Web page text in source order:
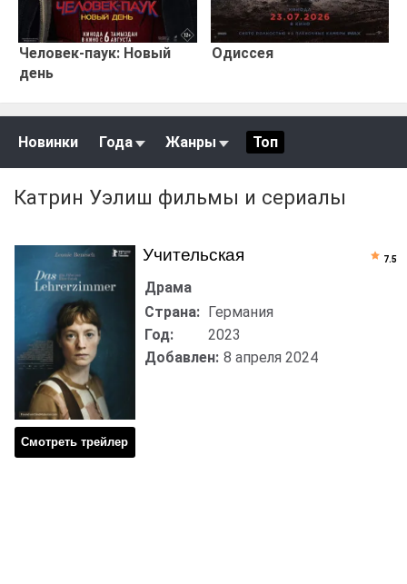
Человек-паук: Новый
день
Одиссея
Новинки Года Жанры Топ
Катрин Уэлиш фильмы и сериалы
Учительская
Смотреть трейлер
Драма
Страна: Германия
Год:
2023
Добавлен: 8 апреля 2024
7.5